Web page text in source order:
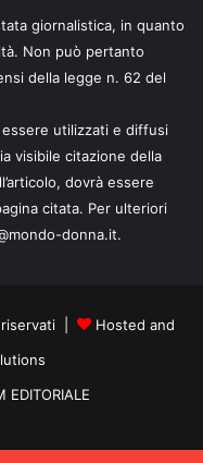
giornalistica, in quanto
Non può pertanto
della legge n. 62 del
utilizzati e diffusi
visibile citazione della
dovrà essere
citata. Per ulteriori
donna.it.
|
Hosted and
EDITORIALE